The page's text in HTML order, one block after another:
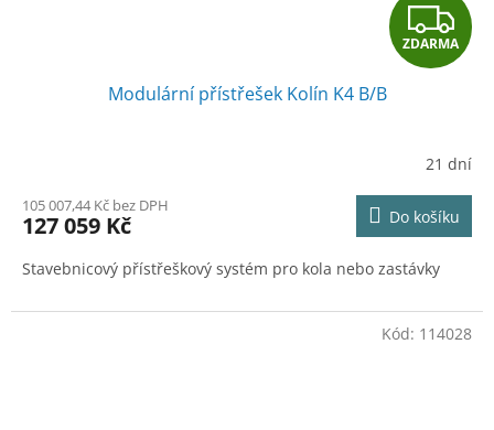
Z
D
R
M
A
ZDARMA
Modulární přístřešek Kolín K4 B/B
21 dní
105 007,44 Kč bez DPH
127 059 Kč Do košíku
Stavebnicový přístřeškový systém pro kola nebo zastávky
Kód: 114028